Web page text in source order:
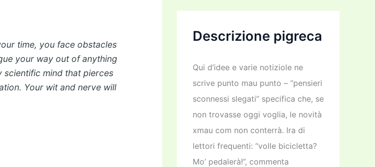
time, you face obstacles
your way out of anything
scientific mind that pierces
Your wit and nerve will
:
Descrizione pigreca
Qui d’idee e varie notiziole ne
scrive punto mau punto – “pensieri
sconnessi slegati” specifica che, se
non trovasse oggi voglia, le novità
xmau com non conterrà. Ira di
lettori frequenti: “volle bicicletta?
Mo’ pedalerà!”, commenta